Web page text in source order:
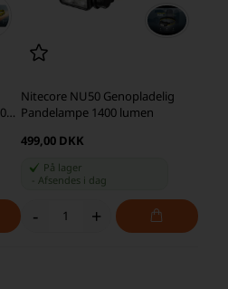
Nitecore NU50 Genopladelig
Pandelampe 1400 lumen
499,00 DKK
På lager
Afsendes i dag
- +